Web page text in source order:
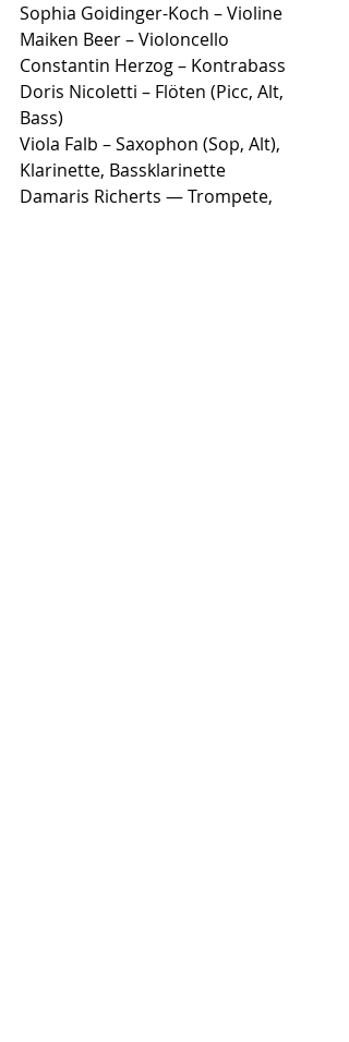
Sophia Goidinger-Koch – Violine
Maiken Beer – Violoncello
Constantin Herzog – Kontrabass
Doris Nicoletti – Flöten (Picc, Alt,
Bass)
Viola Falb – Saxophon (Sop, Alt),
Klarinette, Bassklarinette
Damaris Richerts — Trompete,